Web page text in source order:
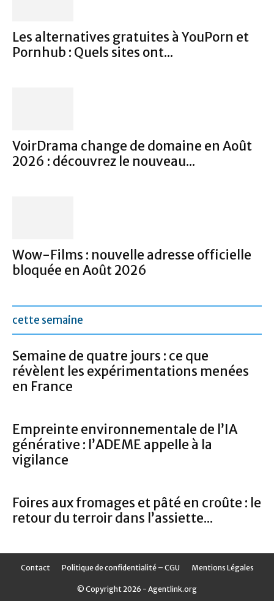
Les alternatives gratuites à YouPorn et
Pornhub : Quels sites ont...
VoirDrama change de domaine en Août
2026 : découvrez le nouveau...
Wow-Films : nouvelle adresse officielle
bloquée en Août 2026
cette semaine
Semaine de quatre jours : ce que
révèlent les expérimentations menées
en France
Empreinte environnementale de l’IA
générative : l’ADEME appelle à la
vigilance
Foires aux fromages et pâté en croûte : le
retour du terroir dans l’assiette...
Contact Politique de confidentialité – CGU Mentions Légales
© Copyright 2026 - Agentlink.org